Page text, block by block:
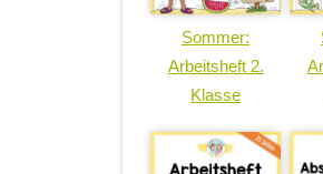
Sommer:
Arbeitsheft 2.
Klasse